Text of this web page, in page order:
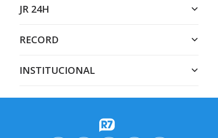
JR 24H
RECORD
INSTITUCIONAL